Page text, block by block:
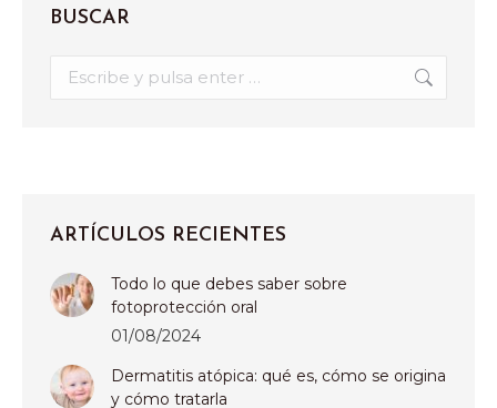
BUSCAR
ARTÍCULOS RECIENTES
Todo lo que debes saber sobre
fotoprotección oral
01/08/2024
Dermatitis atópica: qué es, cómo se origina
y cómo tratarla